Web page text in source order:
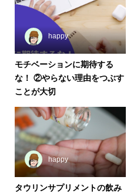
happy
モチベーションに期待する
な！ ②やらない理由をつぶす
ことが大切
happy
タウリンサプリメントの飲み